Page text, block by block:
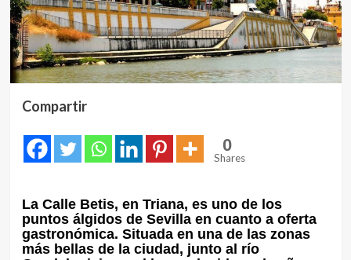
Compartir
0
Shares
La Calle Betis, en Triana, es uno de los
puntos álgidos de Sevilla en cuanto a oferta
gastronómica. Situada en una de las zonas
más bellas de la ciudad, junto al río